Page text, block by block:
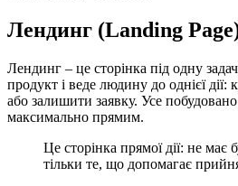
Лендинг (Landing
Лендинг – це сторінка під одну
продукт і веде людину до однієї дії:
або залишити заявку. Усе
максимально прямим.
Це сторінка прямої дії: не має
тільки те, що допомагає